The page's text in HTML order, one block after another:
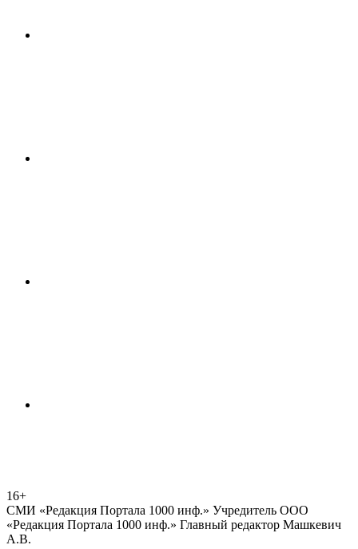
16+
СМИ «Редакция Портала 1000 инф.» Учредитель ООО
«Редакция Портала 1000 инф.» Главный редактор Машкевич
А.В.